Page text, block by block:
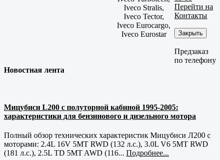
Iveco Stralis,
Iveco Tector,
Iveco Eurocargo,
Iveco Eurostar
Перейти на
Контакты
Закрыть
Предзаказ
по телефону
Новостная лента
Мицубиси L200 с полуторной кабиной 1995-2005:
характеристики для бензинового и дизельного мотора
Полный обзор технических характеристик Мицубиси Л200 с
моторами: 2.4L 16V 5MT RWD (132 л.с.), 3.0L V6 5MT RWD
(181 л.с.), 2.5L TD 5MT AWD (116... Подробнее...